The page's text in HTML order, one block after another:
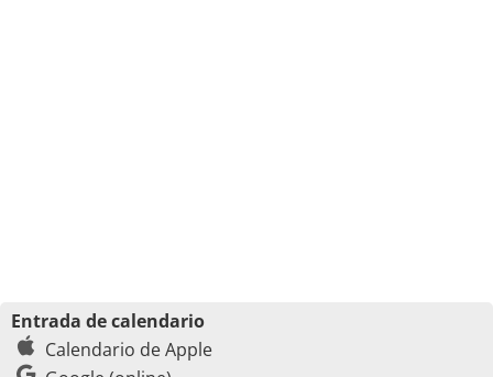
Entrada de calendario
Calendario de Apple